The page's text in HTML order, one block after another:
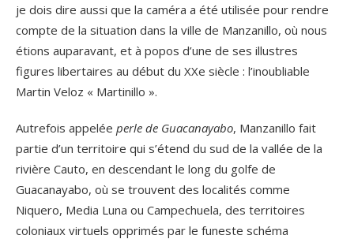
je dois dire aussi que la caméra a été utilisée pour rendre
compte de la situation dans la ville de Manzanillo, où nous
étions auparavant, et à popos d’une de ses illustres
figures libertaires au début du XXe siècle : l’inoubliable
Martin Veloz « Martinillo ».
Autrefois appelée perle de Guacanayabo, Manzanillo fait
partie d’un territoire qui s’étend du sud de la vallée de la
rivière Cauto, en descendant le long du golfe de
Guacanayabo, où se trouvent des localités comme
Niquero, Media Luna ou Campechuela, des territoires
coloniaux virtuels opprimés par le funeste schéma